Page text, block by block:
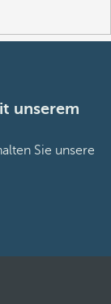
unserem
Sie unsere